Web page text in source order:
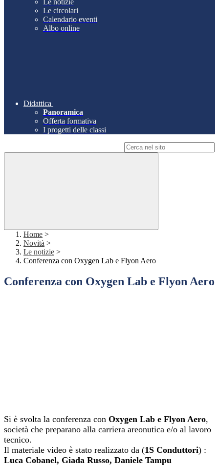
Le notizie
Le circolari
Calendario eventi
Albo online
Didattica
Panoramica
Offerta formativa
I progetti delle classi
Home >
Novità >
Le notizie >
Conferenza con Oxygen Lab e Flyon Aero
Conferenza con Oxygen Lab e Flyon Aero
Si è svolta la conferenza con Oxygen Lab e Flyon Aero,
società che preparano alla carriera areonutica e/o al lavoro
tecnico.
Il materiale video è stato realizzato da (1S Conduttori) :
Luca Cobanel, Giada Russo, Daniele Tampu